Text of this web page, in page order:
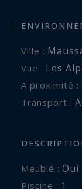
vacances de
A proximité :
Maussane-
Paradou à 5
Les Baux de
International
Ville :
Vue : Les
A proximité :
Transport :
Meublé : Oui
piscine : 1